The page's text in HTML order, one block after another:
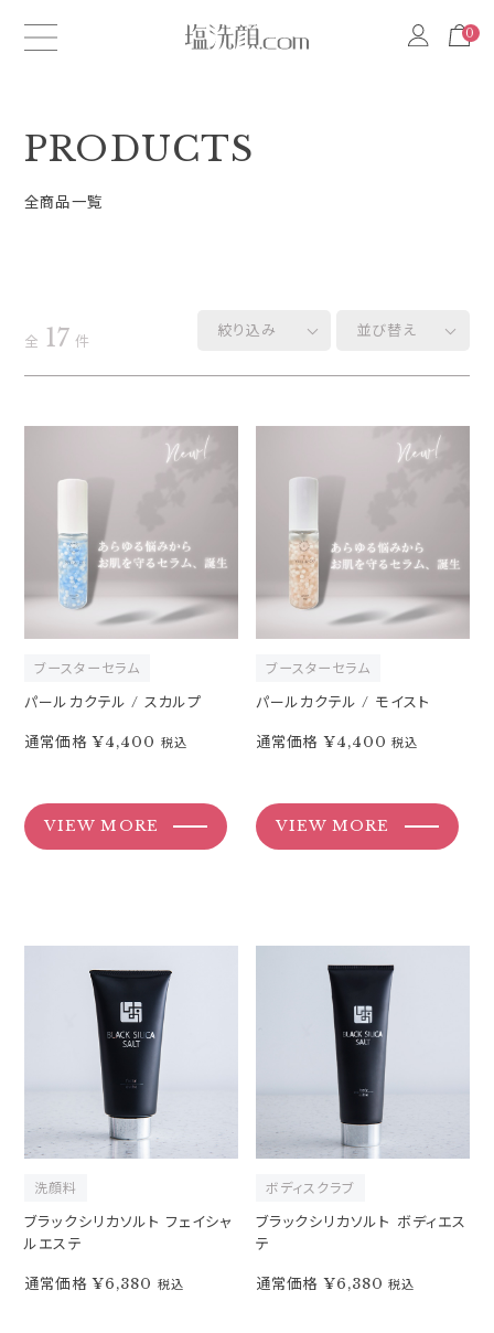
0
0
PRODUCTS
全商品一覧
全 17 件
絞り込み 並び替え
ブースターセラム
パールカクテル / スカルプ
通常価格 ¥4,400 税込
VIEW MORE
ブースターセラム
パールカクテル / モイスト
通常価格 ¥4,400 税込
VIEW MORE
洗顔料
ブラックシリカソルト フェイシャ
ルエステ
通常価格 ¥6,380 税込
ボディスクラブ
ブラックシリカソルト ボディエス
テ
通常価格 ¥6,380 税込